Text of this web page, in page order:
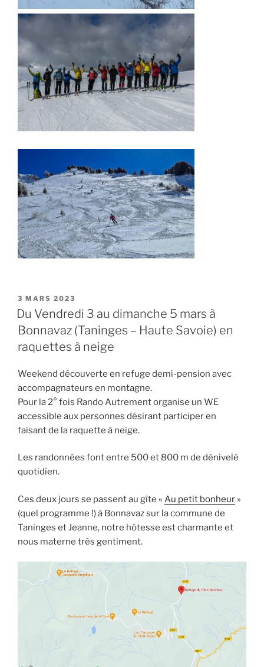
PUBLIÉ
LE
3 MARS 2023
Du Vendredi 3 au dimanche 5 mars à
Bonnavaz (Taninges – Haute Savoie) en
raquettes à neige
Weekend découverte en refuge demi-pension avec
accompagnateurs en montagne.
Pour la 2° fois Rando Autrement organise un WE
accessible aux personnes désirant participer en
faisant de la raquette à neige.
Les randonnées font entre 500 et 800 m de dénivelé
quotidien.
Ces deux jours se passent au gîte « Au petit bonheur »
(quel programme !) à Bonnavaz sur la commune de
Taninges et Jeanne, notre hôtesse est charmante et
nous materne très gentiment.